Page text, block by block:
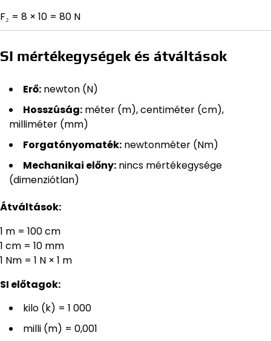
F₂ = 8 × 10 = 80 N
SI mértékegységek és átváltások
Erő: newton (N)
Hosszúság: méter (m), centiméter (cm),
milliméter (mm)
Forgatónyomaték: newtonméter (Nm)
Mechanikai előny: nincs mértékegysége
(dimenziótlan)
Átváltások:
1 m = 100 cm
1 cm = 10 mm
1 Nm = 1 N × 1 m
SI előtagok:
kilo (k) = 1 000
milli (m) = 0,001